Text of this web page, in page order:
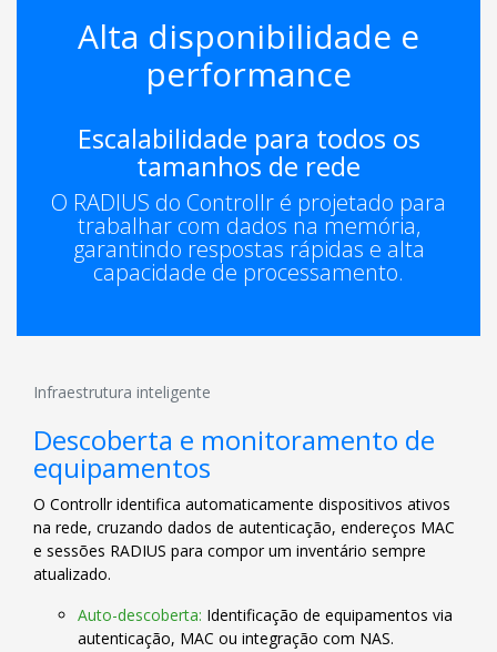
Alta disponibilidade e
performance
Escalabilidade para todos os
tamanhos de rede
O RADIUS do Controllr é projetado para
trabalhar com dados na memória,
garantindo respostas rápidas e alta
capacidade de processamento.
Infraestrutura inteligente
Descoberta e monitoramento de
equipamentos
O Controllr identifica automaticamente dispositivos ativos
na rede, cruzando dados de autenticação, endereços MAC
e sessões RADIUS para compor um inventário sempre
atualizado.
Auto-descoberta: Identificação de equipamentos via
autenticação, MAC ou integração com NAS.